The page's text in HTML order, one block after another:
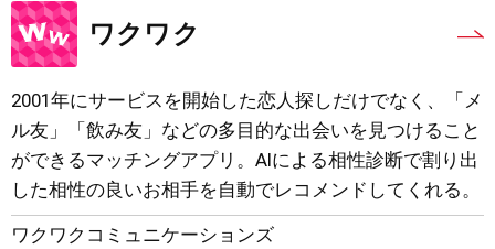
ワクワク
2001年にサービスを開始した恋人探しだけでなく、「メ
ル友」「飲み友」などの多目的な出会いを見つけること
ができるマッチングアプリ。AIによる相性診断で割り出
した相性の良いお相手を自動でレコメンドしてくれる。
ワクワクコミュニケーションズ